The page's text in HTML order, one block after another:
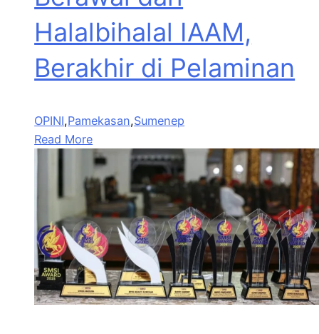
Halalbihalal IAAM,
Berakhir di Pelaminan
OPINI,Pamekasan,Sumenep
Read More